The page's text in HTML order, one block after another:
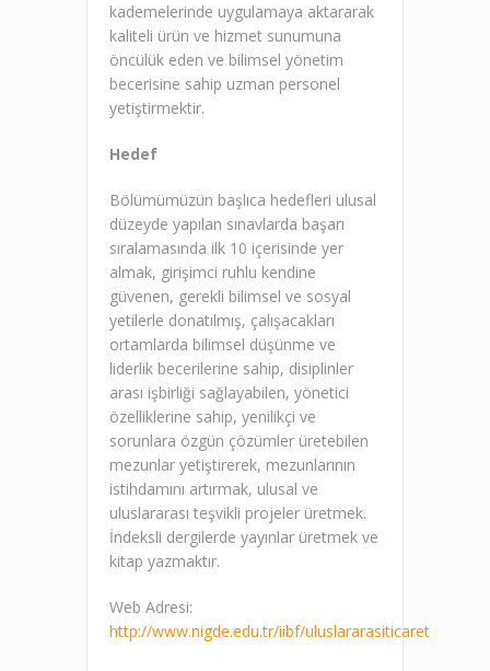
kademelerinde uygulamaya aktararak
kaliteli ürün ve hizmet sunumuna
öncülük eden ve bilimsel yönetim
becerisine sahip uzman personel
yetiştirmektir.
Hedef
Bölümümüzün başlıca hedefleri ulusal
düzeyde yapılan sınavlarda başarı
sıralamasında ilk 10 içerisinde yer
almak, girişimci ruhlu kendine
güvenen, gerekli bilimsel ve sosyal
yetilerle donatılmış, çalışacakları
ortamlarda bilimsel düşünme ve
liderlik becerilerine sahip, disiplinler
arası işbirliği sağlayabilen, yönetici
özelliklerine sahip, yenilikçi ve
sorunlara özgün çözümler üretebilen
mezunlar yetiştirerek, mezunlarının
istihdamını artırmak, ulusal ve
uluslararası teşvikli projeler üretmek.
İndeksli dergilerde yayınlar üretmek ve
kitap yazmaktır.
Web Adresi:
http://www.nigde.edu.tr/iibf/uluslararasiticaret